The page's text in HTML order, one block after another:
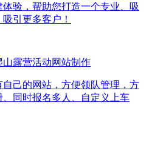
验，帮助您打造一个专业、吸
引更多客户！
露营活动网站制作
己的网站，方便领队管理，方
同时报名多人、自定义上车